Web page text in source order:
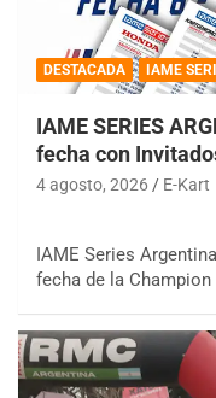
DESTACADA IAME
IAME SERIES
fecha con
4 agosto, 2026 E-Kart
IAME Series
fecha de la Champion